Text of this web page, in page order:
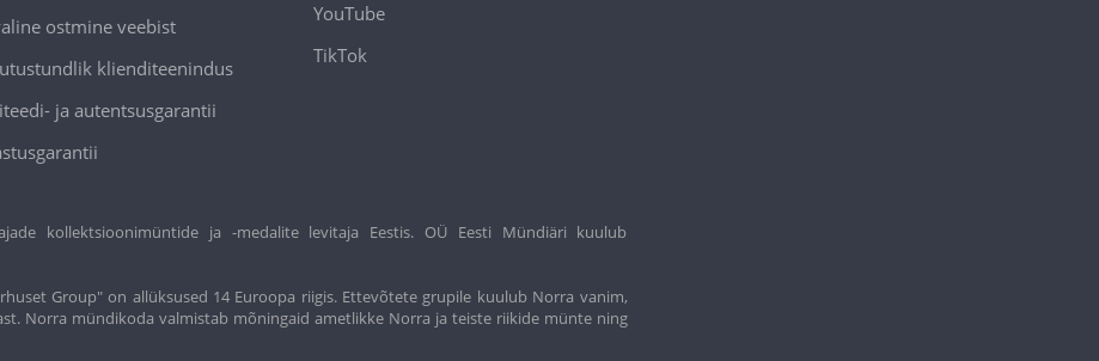
ostmine veebist
klienditeenindus
ja autentsusgarantii
YouTube
TikTok
kollektsioonimüntide ja -medalite levitaja Eestis. OÜ Eesti Mündiäri kuulub
Group" on allüksused 14 Euroopa riigis. Ettevõtete grupile kuulub Norra vanim,
Norra mündikoda valmistab mõningaid ametlikke Norra ja teiste riikide münte ning